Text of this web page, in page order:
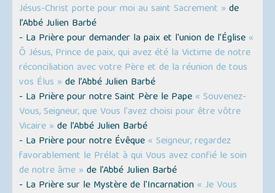
Jésus-Christ porte pour moi au saint Sacrement » de
l’Abbé Julien Barbé
- La Prière pour demander la paix et l'union de l’Église «
Ô Jésus, Prince de paix, qui avez été la Victime de notre
réconciliation avec votre Père et de la réunion de tous
vos Élus » de l’Abbé Julien Barbé
- La Prière pour notre Saint Père le Pape « Souvenez-
Vous, Seigneur, que Vous l'avez choisi pour être vôtre
Vicaire » de l’Abbé Julien Barbé
- La Prière pour notre Évêque « Seigneur, regardez
favorablement le Prélat à qui Vous avez confié le soin
de notre âme » de l’Abbé Julien Barbé
- La Prière sur le Mystère de l'Incarnation « Je Vous